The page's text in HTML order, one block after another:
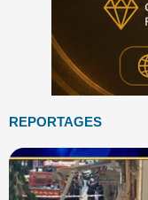
REPORTAGES